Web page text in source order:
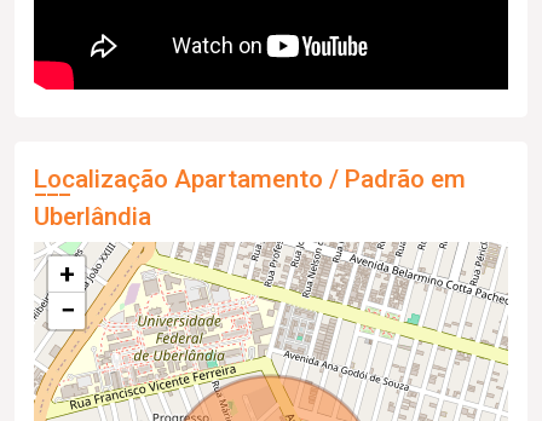
Localização Apartamento / Padrão em
Uberlândia
+
−